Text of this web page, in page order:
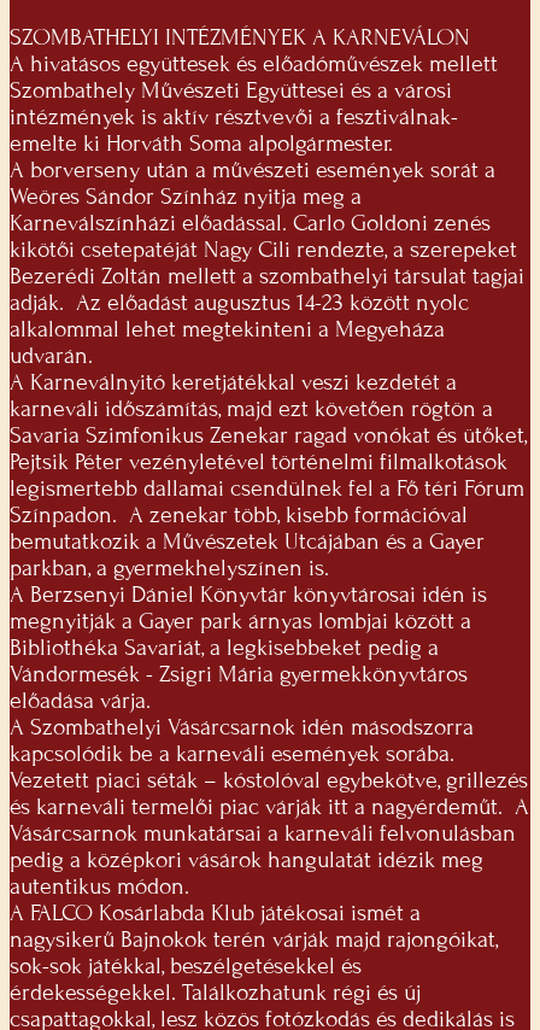
SZOMBATHELYI INTÉZMÉNYEK A KARNEVÁLON
A hivatásos együttesek és előadóművészek mellett
Szombathely Művészeti Együttesei és a városi
intézmények is aktív résztvevői a fesztiválnak-
emelte ki Horváth Soma alpolgármester.
A borverseny után a művészeti események sorát a
Weöres Sándor Színház nyitja meg a
Karneválszínházi előadással. Carlo Goldoni zenés
kikötői csetepatéját Nagy Cili rendezte, a szerepeket
Bezerédi Zoltán mellett a szombathelyi társulat tagjai
adják. Az előadást augusztus 14-23 között nyolc
alkalommal lehet megtekinteni a Megyeháza
udvarán.
A Karneválnyitó keretjátékkal veszi kezdetét a
karneváli időszámítás, majd ezt követően rögtön a
Savaria Szimfonikus Zenekar ragad vonókat és ütőket,
Pejtsik Péter vezényletével történelmi filmalkotások
legismertebb dallamai csendülnek fel a Fő téri Fórum
Színpadon. A zenekar több, kisebb formációval
bemutatkozik a Művészetek Utcájában és a Gayer
parkban, a gyermekhelyszínen is.
A Berzsenyi Dániel Könyvtár könyvtárosai idén is
megnyitják a Gayer park árnyas lombjai között a
Bibliothéka Savariát, a legkisebbeket pedig a
Vándormesék - Zsigri Mária gyermekkönyvtáros
előadása várja.
A Szombathelyi Vásárcsarnok idén másodszorra
kapcsolódik be a karneváli események sorába.
Vezetett piaci séták – kóstolóval egybekötve, grillezés
és karneváli termelői piac várják itt a nagyérdeműt. A
Vásárcsarnok munkatársai a karneváli felvonulásban
pedig a középkori vásárok hangulatát idézik meg
autentikus módon.
A FALCO Kosárlabda Klub játékosai ismét a
nagysikerű Bajnokok terén várják majd rajongóikat,
sok-sok játékkal, beszélgetésekkel és
érdekességekkel. Találkozhatunk régi és új
csapattagokkal, lesz közös fotózkodás és dedikálás is